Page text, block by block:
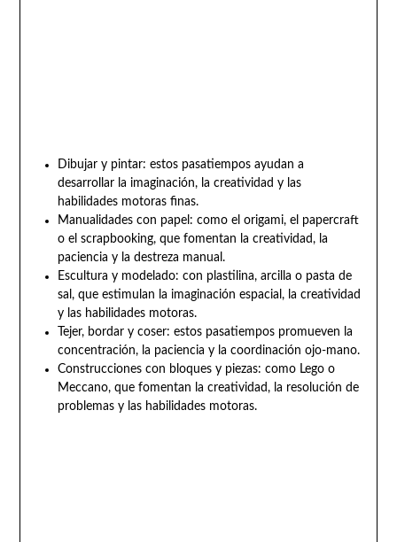
Dibujar y pintar: estos pasatiempos ayudan a
desarrollar la imaginación, la creatividad y las
habilidades motoras finas.
Manualidades con papel: como el origami, el papercraft
o el scrapbooking, que fomentan la creatividad, la
paciencia y la destreza manual.
Escultura y modelado: con plastilina, arcilla o pasta de
sal, que estimulan la imaginación espacial, la creatividad
y las habilidades motoras.
Tejer, bordar y coser: estos pasatiempos promueven la
concentración, la paciencia y la coordinación ojo-mano.
Construcciones con bloques y piezas: como Lego o
Meccano, que fomentan la creatividad, la resolución de
problemas y las habilidades motoras.